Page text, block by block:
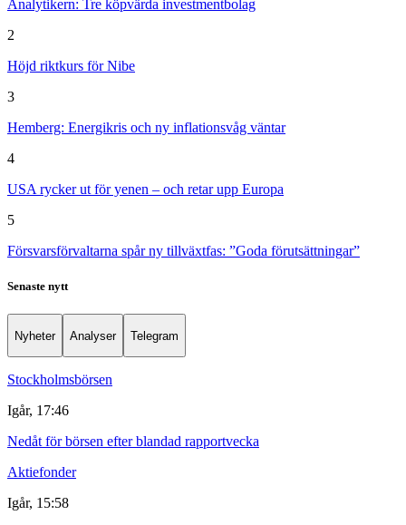
Analytikern: Tre köpvärda investmentbolag
2
Höjd riktkurs för Nibe
3
Hemberg: Energikris och ny inflationsvåg väntar
4
USA rycker ut för yenen – och retar upp Europa
5
Försvarsförvaltarna spår ny tillväxtfas: ”Goda förutsättningar”
Senaste nytt
Nyheter Analyser Telegram
Stockholmsbörsen
Igår, 17:46
Nedåt för börsen efter blandad rapportvecka
Aktiefonder
Igår, 15:58